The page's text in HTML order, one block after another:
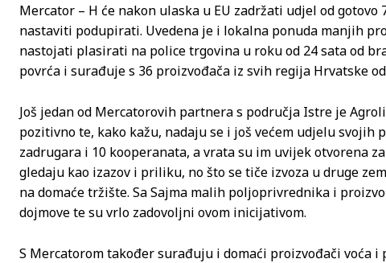
Mercator – H će nakon ulaska u EU zadržati udjel od
nastaviti podupirati. Uvedena je i lokalna ponuda manjih
nastojati plasirati na police trgovina u roku od 24 sata od
povrća i surađuje s 36 proizvođača iz svih regija Hrvatske
Još jedan od Mercatorovih partnera s područja Istre je
pozitivno te, kako kažu, nadaju se i još većem udjelu
zadrugara i 10 kooperanata, a vrata su im uvijek otvorena
gledaju kao izazov i priliku, no što se tiče izvoza u druge
na domaće tržište. Sa Sajma malih poljoprivrednika i
dojmove te su vrlo zadovoljni ovom inicijativom.
S Mercatorom također surađuju i domaći proizvođači voća i